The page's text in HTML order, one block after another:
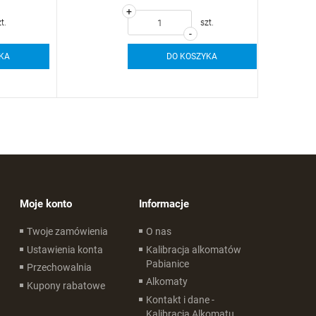
+
szt.
DO KOSZYKA
Moje konto
Twoje zamówienia
Ustawienia konta
Przechowalnia
Kupony rabatowe
Informacje
O nas
Kalibracja alkomatów
Pabianice
Alkomaty
Kontakt i dane -